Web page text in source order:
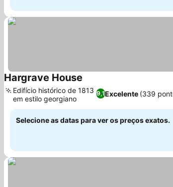
Hargrave House
9,1Excelente (339
Edifício histórico de 1813
em estilo georgiano
Selecione as datas para ver os preços exatos.